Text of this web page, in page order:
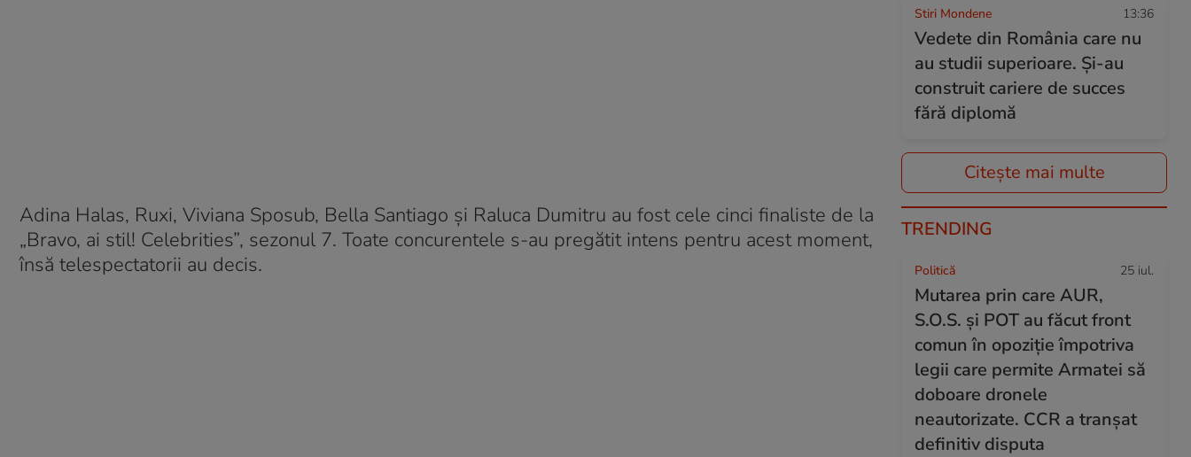
Adina Halas, Ruxi, Viviana Sposub, Bella Santiago și Raluca Dumitru au fost cele cinci finaliste de la
„Bravo, ai stil! Celebrities”, sezonul 7. Toate concurentele s-au pregătit intens pentru acest moment,
însă telespectatorii au decis.
Stiri Mondene 13:36
Vedete din România care nu
au studii superioare. Și-au
construit cariere de succes
fără diplomă
Citește mai multe
TRENDING
Politică 25 iul.
Mutarea prin care AUR,
S.O.S. și POT au făcut front
comun în opoziție împotriva
legii care permite Armatei să
doboare dronele
neautorizate. CCR a tranșat
definitiv disputa